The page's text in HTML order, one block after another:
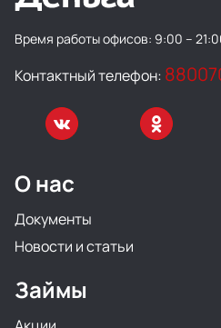
Время работы офисов: 9:00 –
Контактный телефон:
О нас
Документы
Новости и статьи
Займы